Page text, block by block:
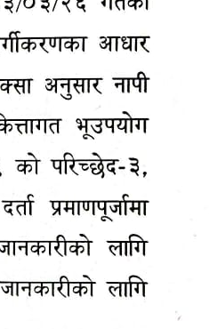
भानुभक्त थपलिया
Phone: ९८५५०१२७४२